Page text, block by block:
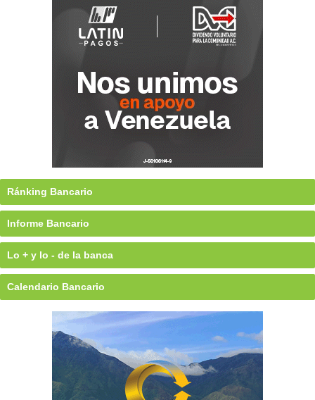
Ránking Bancario
Informe Bancario
Lo + y lo - de la banca
Calendario Bancario